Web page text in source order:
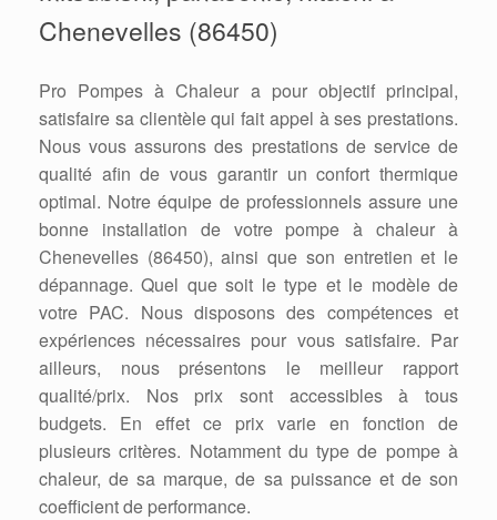
Chenevelles (86450)
Pro Pompes à Chaleur a pour objectif principal,
satisfaire sa clientèle qui fait appel à ses prestations.
Nous vous assurons des prestations de service de
qualité afin de vous garantir un confort thermique
optimal. Notre équipe de professionnels assure une
bonne installation de votre pompe à chaleur à
Chenevelles (86450), ainsi que son entretien et le
dépannage. Quel que soit le type et le modèle de
votre PAC. Nous disposons des compétences et
expériences nécessaires pour vous satisfaire. Par
ailleurs, nous présentons le meilleur rapport
qualité/prix. Nos prix sont accessibles à tous
budgets. En effet ce prix varie en fonction de
plusieurs critères. Notamment du type de pompe à
chaleur, de sa marque, de sa puissance et de son
coefficient de performance.